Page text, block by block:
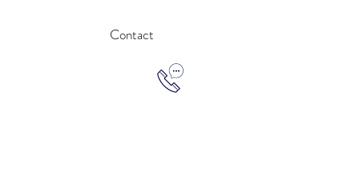
Contact